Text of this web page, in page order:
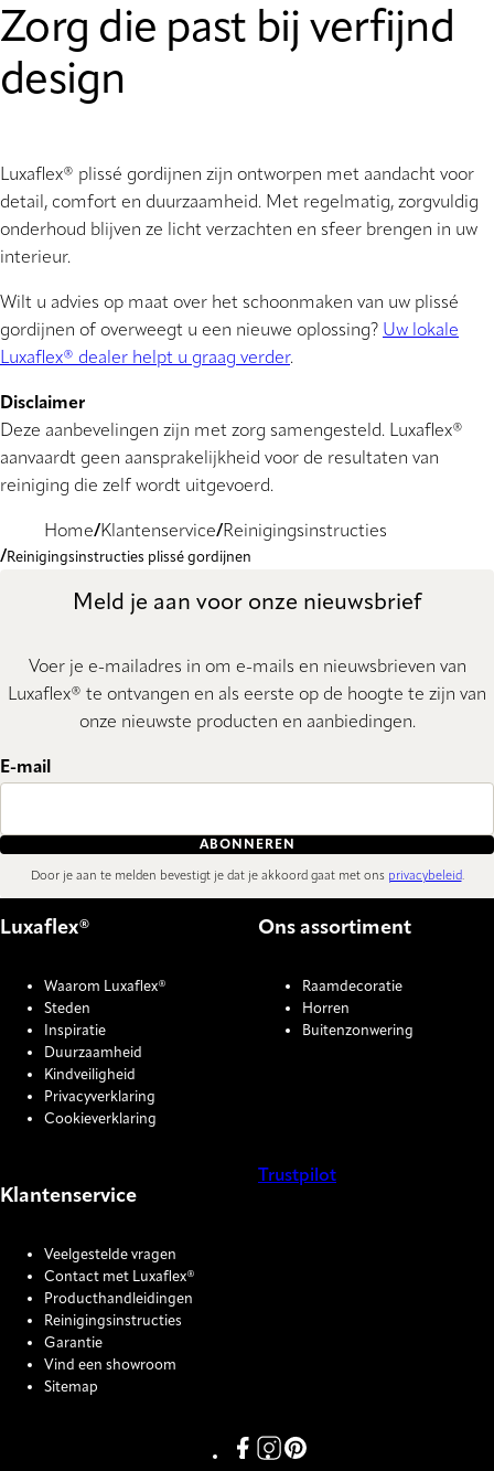
Zorg die past bij verfijnd
design
Luxaflex® plissé gordijnen zijn ontworpen met aandacht voor
detail, comfort en duurzaamheid. Met regelmatig, zorgvuldig
onderhoud blijven ze licht verzachten en sfeer brengen in uw
interieur.
Wilt u advies op maat over het schoonmaken van uw plissé
gordijnen of overweegt u een nieuwe oplossing? Uw lokale
Luxaflex® dealer helpt u graag verder.
Disclaimer
Deze aanbevelingen zijn met zorg samengesteld. Luxaflex®
aanvaardt geen aansprakelijkheid voor de resultaten van
reiniging die zelf wordt uitgevoerd.
Home Klantenservice Reinigingsinstructies
Reinigingsinstructies plissé gordijnen
Meld je aan voor onze nieuwsbrief
Voer je e-mailadres in om e-mails en nieuwsbrieven van
Luxaflex® te ontvangen en als eerste op de hoogte te zijn van
onze nieuwste producten en aanbiedingen.
E-mail
ABONNEREN
Door je aan te melden bevestigt je dat je akkoord gaat met ons privacybeleid.
Luxaflex®
Waarom Luxaflex®
Steden
Inspiratie
Duurzaamheid
Kindveiligheid
Privacyverklaring
Cookieverklaring
Ons assortiment
Raamdecoratie
Horren
Buitenzonwering
Klantenservice
Veelgestelde vragen
Contact met Luxaflex®
Producthandleidingen
Reinigingsinstructies
Garantie
Vind een showroom
Sitemap
Trustpilot
Link missing Display text from
Link missing Display text
Link missing Display text